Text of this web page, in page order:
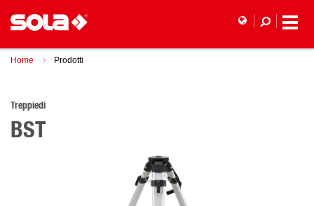
Home Prodotti
Treppiedi
BST